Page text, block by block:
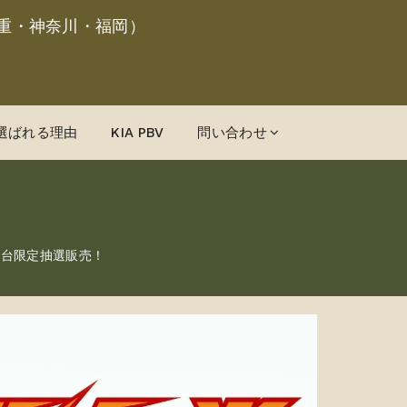
神奈川・福岡）
ばれる理由 KIA PBV 問い合わせ
限定抽選販売！